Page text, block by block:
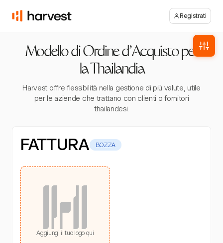
Registrati
Modello di Ordine d'Acquisto per
la Thailandia
Harvest offre flessibilità nella gestione di più valute, utile
per le aziende che trattano con clienti o fornitori
thailandesi.
FATTURA BOZZA
Aggiungi il tuo logo qui